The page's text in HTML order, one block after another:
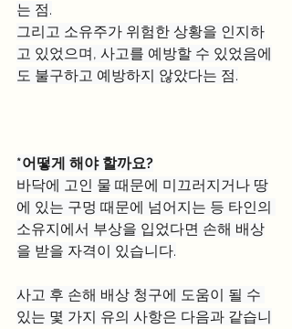
는 점.
그리고 소유주가 위험한 상황을 인지하
고 있었으며, 사고를 예방할 수 있었음에
도 불구하고 예방하지 않았다는 점.
*어떻게 해야 할까요?
바닥에 고인 물 때문에 미끄러지거나 땅
에 있는 구멍 때문에 넘어지는 등 타인의
소유지에서 부상을 입었다면 손해 배상
을 받을 자격이 있습니다.
사고 후 손해 배상 청구에 도움이 될 수
있는 몇 가지 유의 사항은 다음과 같습니